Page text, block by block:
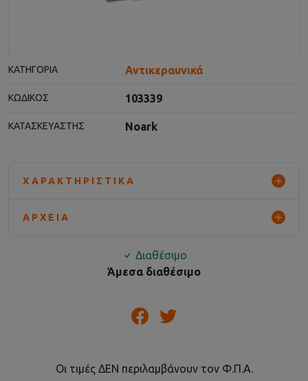
ΚΑΤΗΓΟΡΊΑ Αντικεραυνικά
ΚΩΔΙΚΌΣ 103339
ΚΑΤΑΣΚΕΥΑΣΤΉΣ Noark
ΧΑΡΑΚΤΗΡΙΣΤΙΚΆ
ΑΡΧΕΊΑ
Διαθέσιμο
Άμεσα διαθέσιμο
Οι τιμές ΔΕΝ περιλαμβάνουν τον Φ.Π.Α.